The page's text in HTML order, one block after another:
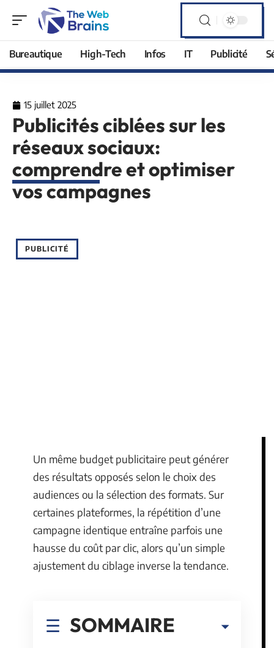
Bureautique High-Tech Infos IT Publicité
15 juillet 2025
Publicités ciblées sur les
réseaux sociaux:
comprendre et optimiser
vos campagnes
PUBLICITÉ
Un même budget publicitaire peut générer
des résultats opposés selon le choix des
audiences ou la sélection des formats. Sur
certaines plateformes, la répétition d’une
campagne identique entraîne parfois une
hausse du coût par clic, alors qu’un simple
ajustement du ciblage inverse la tendance.
SOMMAIRE